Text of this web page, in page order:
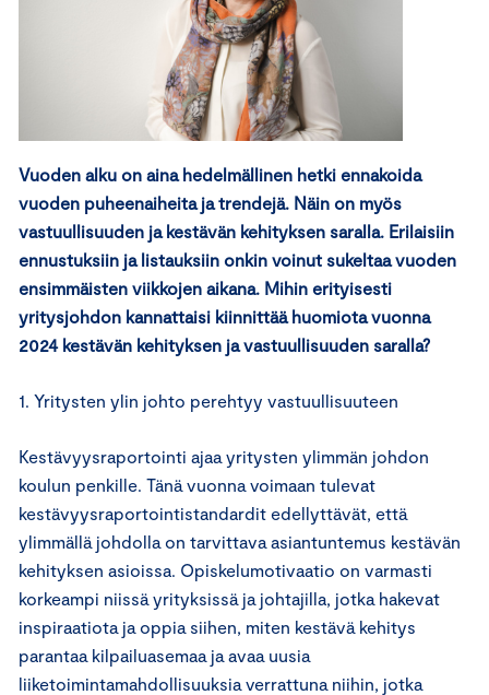
Vuoden alku on aina hedelmällinen hetki ennakoida
vuoden puheenaiheita ja trendejä. Näin on myös
vastuullisuuden ja kestävän kehityksen saralla. Erilaisiin
ennustuksiin ja listauksiin onkin voinut sukeltaa vuoden
ensimmäisten viikkojen aikana. Mihin erityisesti
yritysjohdon kannattaisi kiinnittää huomiota vuonna
2024 kestävän kehityksen ja vastuullisuuden saralla?
1. Yritysten ylin johto perehtyy vastuullisuuteen
Kestävyysraportointi ajaa yritysten ylimmän johdon
koulun penkille. Tänä vuonna voimaan tulevat
kestävyysraportointistandardit edellyttävät, että
ylimmällä johdolla on tarvittava asiantuntemus kestävän
kehityksen asioissa. Opiskelumotivaatio on varmasti
korkeampi niissä yrityksissä ja johtajilla, jotka hakevat
inspiraatiota ja oppia siihen, miten kestävä kehitys
parantaa kilpailuasemaa ja avaa uusia
liiketoimintamahdollisuuksia verrattuna niihin, jotka